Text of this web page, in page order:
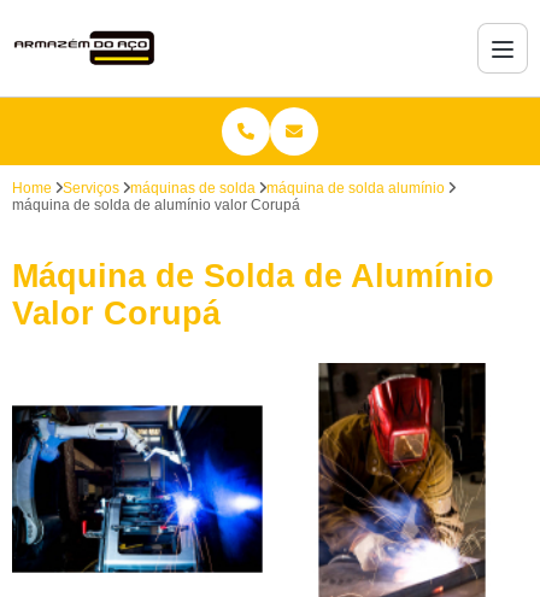
Home Serviços máquinas de solda
máquina de solda alumínio
máquina de solda de alumínio valor Corupá
Máquina de Solda de Alumínio
Valor Corupá